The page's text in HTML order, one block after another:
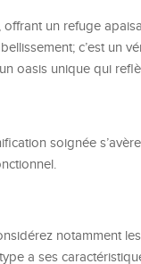
un refuge
c’est un
oasis unique qui
soignée
notamment
a ses